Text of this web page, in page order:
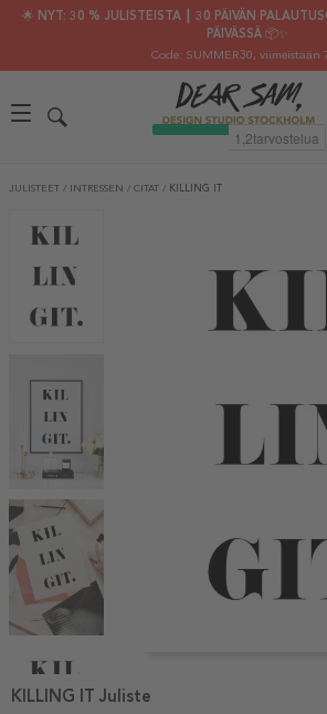
🌟 NYT: 30 % JULISTEISTA ┃ 30 PÄIVÄN
PÄIVÄSSÄ 📦✨
Code: SUMMER30, viimeistään
JULISTEET / INTRESSEN / CITAT / KILLING IT
1
KILLING IT Juliste